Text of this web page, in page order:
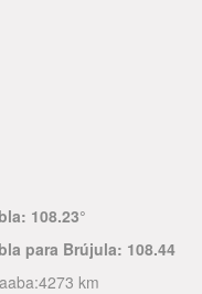
108.23°
para Brújula: 108.44
4273 km